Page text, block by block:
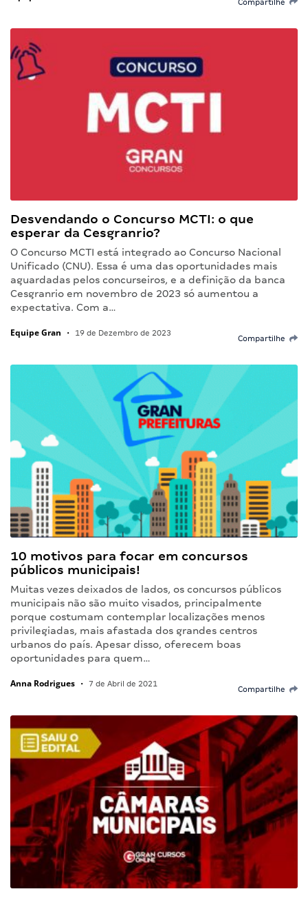
Compartilhe
Desvendando o Concurso MCTI: o que
esperar da Cesgranrio?
O Concurso MCTI está integrado ao Concurso Nacional
Unificado (CNU). Essa é uma das oportunidades mais
aguardadas pelos concurseiros, e a definição da banca
Cesgranrio em novembro de 2023 só aumentou a
expectativa. Com a…
Equipe Gran • 19 de Dezembro de 2023
Compartilhe
10 motivos para focar em concursos
públicos municipais!
Muitas vezes deixados de lados, os concursos públicos
municipais não são muito visados, principalmente
porque costumam contemplar localizações menos
privilegiadas, mais afastada dos grandes centros
urbanos do país. Apesar disso, oferecem boas
oportunidades para quem…
Anna Rodrigues • 7 de Abril de 2021
Compartilhe